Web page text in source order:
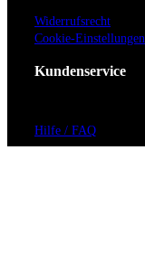
Widerrufsrecht
Cookie-Einstellungen
Kundenservice
Hilfe / FAQ